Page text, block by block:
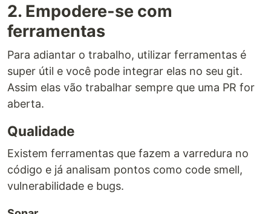
2. Empodere-se com
ferramentas
Para adiantar o trabalho, utilizar ferramentas é
super útil e você pode integrar elas no seu git.
Assim elas vão trabalhar sempre que uma PR for
aberta.
Qualidade
Existem ferramentas que fazem a varredura no
código e já analisam pontos como code smell,
vulnerabilidade e bugs.